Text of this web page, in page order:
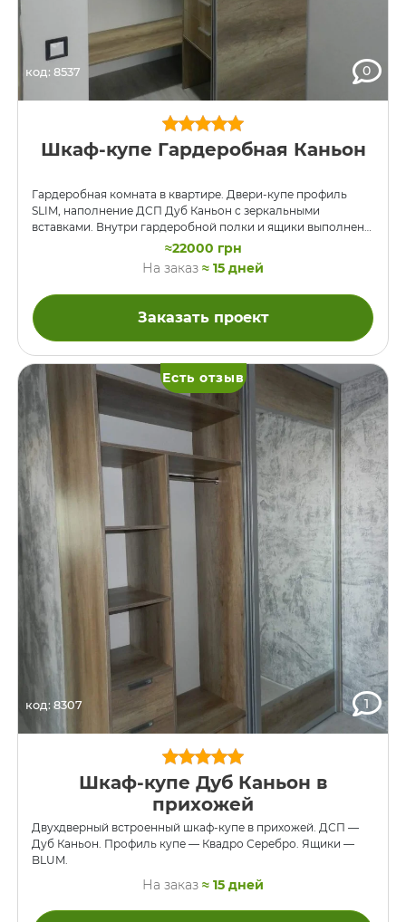
код: 8537 0
Шкаф-купе Гардеробная Каньон
Гардеробная комната в квартире. Двери-купе профиль
SLIM, наполнение ДСП Дуб Каньон с зеркальными
вставками. Внутри гардеробной полки и ящики выполнены
из того же ДСП, направляющие — BLUM.
≈22000 грн
На заказ ≈ 15 дней
Заказать проект
код: 8307 1
Есть отзыв
Шкаф-купе Дуб Каньон в
прихожей
Двухдверный встроенный шкаф-купе в прихожей. ДСП —
Дуб Каньон. Профиль купе — Квадро Серебро. Ящики —
BLUM.
На заказ ≈ 15 дней